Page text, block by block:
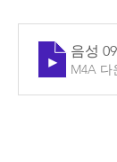
음성
M4A 다